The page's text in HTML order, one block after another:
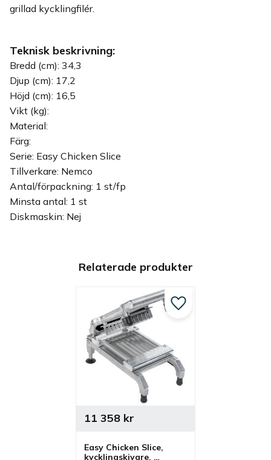
grillad kycklingfilér.
Teknisk beskrivning:
Bredd (cm): 34,3
Djup (cm): 17,2
Höjd (cm): 16,5
Vikt (kg):
Material:
Färg:
Serie: Easy Chicken Slice
Tillverkare: Nemco
Antal/förpackning: 1 st/fp
Minsta antal: 1 st
Diskmaskin: Nej
Relaterade produkter
Easy Chicken Slice,
kycklingskivare,
11 358kr
Lägg till i favoriter